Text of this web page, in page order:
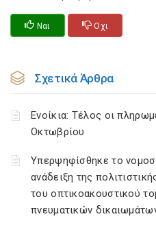
Ναι Οχι
Σχετικά Άρθρα
Ενοίκια: Τέλος οι
Οκτωβρίου
Υπερψηφίσθηκε το
ανάδειξη της
του οπτικοακουστικού
πνευματικών